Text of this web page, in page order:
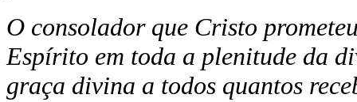
O consolador que Cristo
Espírito em toda a plenitude da
graça divina a todos quantos